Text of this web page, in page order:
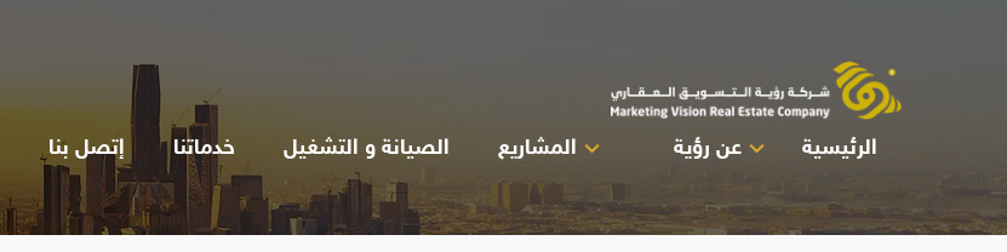
الرئيسية عن رؤية المشاريع الصيانة و التشغيل خدماتنا إتصل بنا